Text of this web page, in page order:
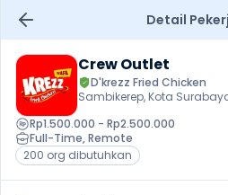
Detail
Crew Outlet
D'krezz Fried Chicken
Sambikerep, Kota
Rp1.500.000 - Rp2.500.000
Full-Time, Remote
200 org dibutuhkan